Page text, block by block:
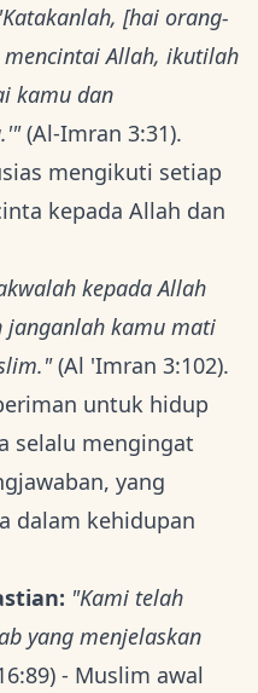
[hai orang-
Allah, ikutilah
kamu dan
(Al-Imran 3:31).
mengikuti setiap
kepada Allah
janganlah kamu mati
(Al 'Imran 3:102).
untuk hidup
selalu mengingat
yang
dalam kehidupan
"Kami telah
yang menjelaskan
- Muslim awal